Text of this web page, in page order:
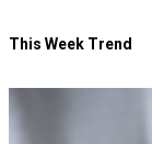
This Week Trend